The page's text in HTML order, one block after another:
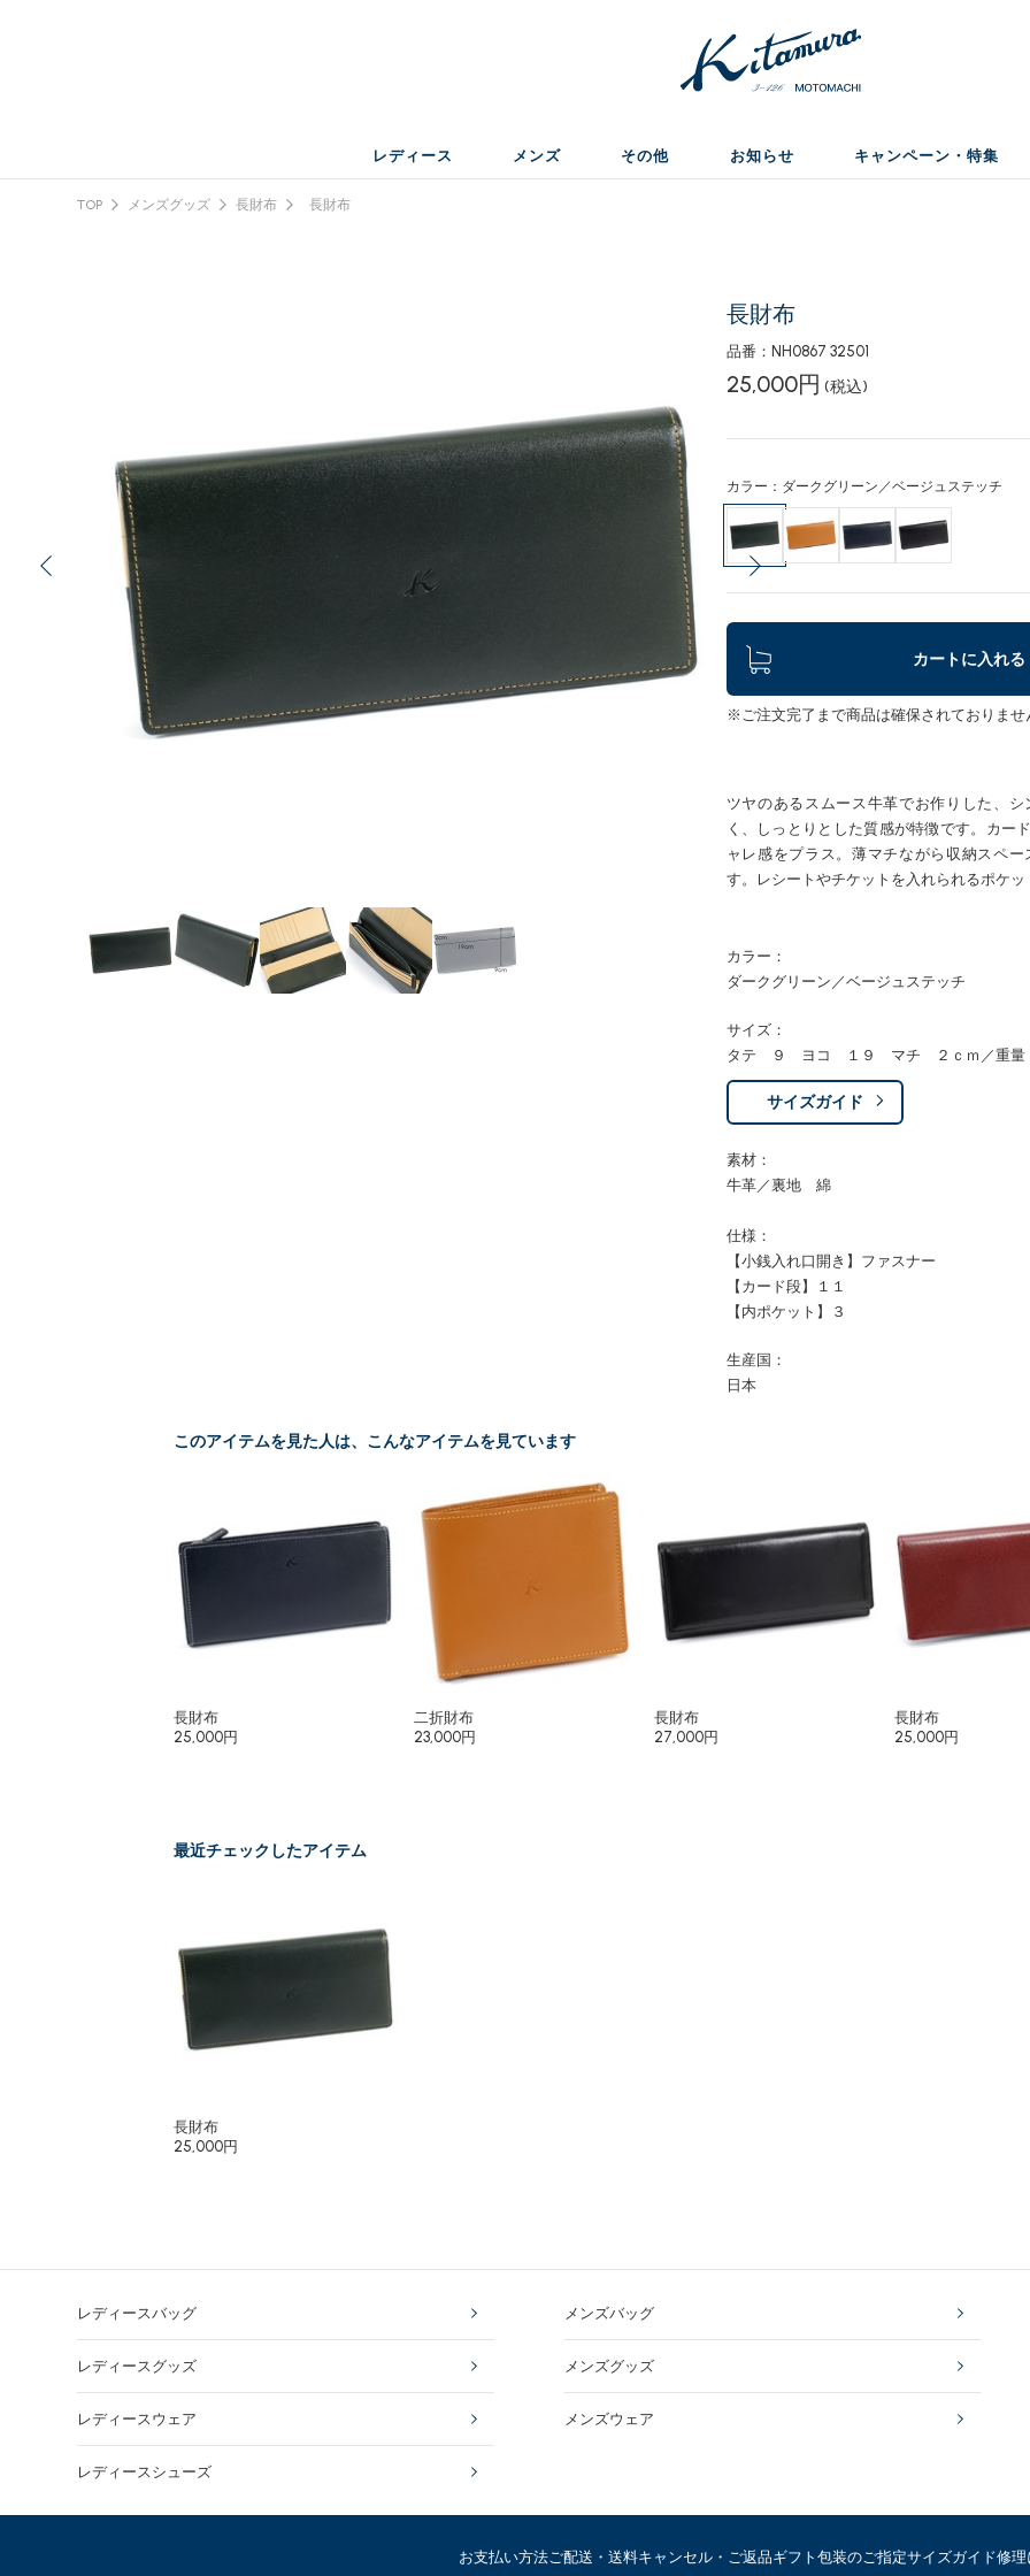
レディース メンズ その他 お知らせ キャンペーン・特集
TOP メンズグッズ 長財布 長財布
長財布
品番：NH0867 32501
25,000円 (税込)
カラー：ダークグリーン／ベージュステッチ
カートに入れる
※ご注文完了まで商品は確保されておりませ
ツヤのあるスムース牛革でお作りした、
く、しっとりとした質感が特徴です。カー
ャレ感をプラス。薄マチながら収納スペ
す。レシートやチケットを入れられるポケッ
カラー：
ダークグリーン／ベージュステッチ
サイズ：
タテ ９ ヨコ １９ マチ ２ｃｍ／重量
サイズガイド
素材：
牛革／裏地 綿
仕様：
【小銭入れ口開き】ファスナー
【カード段】１１
【内ポケット】３
生産国：
日本
このアイテムを見た人は、こんなアイテムを見ています
長財布
25,000円
二折財布
23,000円
長財布
27,000円
長財布
25,000円
最近チェックしたアイテム
長財布
25,000円
レディースバッグ
レディースグッズ
レディースウェア
レディースシューズ
メンズバッグ
メンズグッズ
メンズウェア
お支払い方法ご配送・送料キャンセル・ご返品ギフト包装のご指定サイズガイド修理